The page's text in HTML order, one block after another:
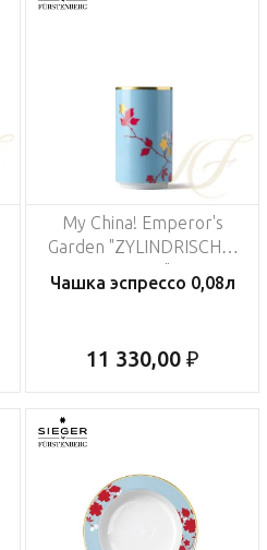
My China! Emperor's
Garden "ZYLINDRISCHE-
Чашка эспрессо 0,08л
11 330,00 ₽